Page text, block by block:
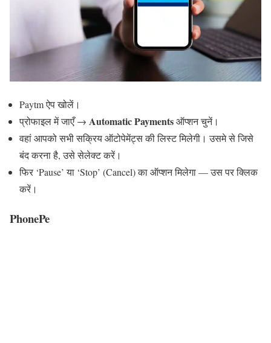
Paytm ऐप खोलें।
प्रोफाइल में जाएँ → Automatic Paymentsऑप्शन चुनें।
वहां आपको सभी सक्रिय ऑटोपेमेंट्स की लिस्ट मिलेगी। उसमे से जिसे
बंद करना है, उसे सेलेक्ट करें।
फिर ‘Pause’ या ‘Stop’ (Cancel) का ऑप्शन मिलेगा — उस पर क्लिक
करें।
PhonePe